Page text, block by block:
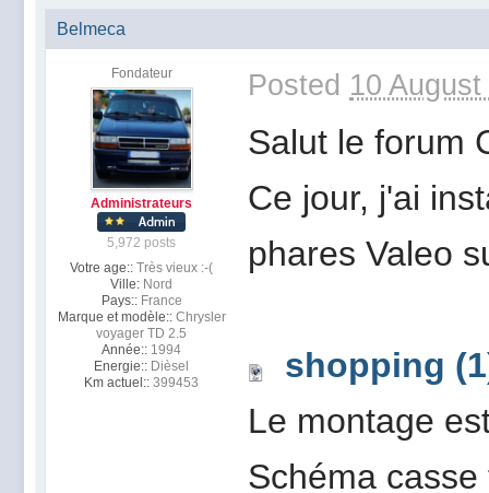
Belmeca
Fondateur
Administrateurs
5,972 posts
Votre age:: Très vieux :-(
Ville: Nord
Pays:: France
Marque et modèle:: Chrysler
voyager TD 2.5
Année:: 1994
Energie:: Dièsel
Km actuel:: 399453
Posted 10
Salut le forum
Ce jour, j'ai
phares Valeo
shopping
Le montage
Schéma